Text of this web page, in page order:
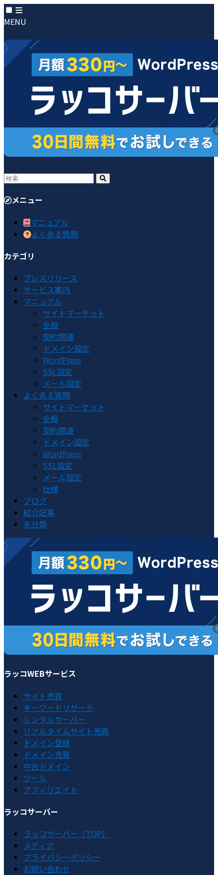
MENU
メニュー
マニュアル
よくある質問
カテゴリ
プレスリリース
サービス案内
マニュアル
サイトマーケット
全般
契約関連
ドメイン設定
WordPress
SSL設定
メール設定
よくある質問
サイトマーケット
全般
契約関連
ドメイン設定
WordPress
SSL設定
メール設定
仕様
ブログ
紹介記事
未分類
ラッコWEBサービス
サイト売買
キーワードリサーチ
レンタルサーバー
リアルタイムサイト売買
ドメイン登録
ドメイン売買
中古ドメイン
ツール
アフィリエイト
ラッコサーバー
ラッコサーバー（TOP）
メディア
プライバシーポリシー
お問い合わせ